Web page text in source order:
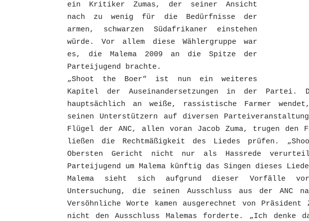
ein Kritiker Zumas, der seiner Ansicht
nach zu wenig für die Bedürfnisse der
armen, schwarzen Südafrikaner einstehen
würde. Vor allem diese Wählergruppe war
es, die Malema 2009 an die Spitze der
Parteijugend brachte.
„Shoot the Boer“ ist nun ein weiteres
Kapitel der Auseinandersetzungen in der Partei.
hauptsächlich an weiße, rassistische Farmer
seinen Unterstützern auf diversen
Flügel der ANC, allen voran Jacob Zuma, trugen den
ließen die Rechtmäßigkeit des Liedes prüfen.
Obersten Gericht nicht nur als Hassrede
Parteijugend um Malema künftig das Singen dieses
Malema sieht sich aufgrund dieser Vorfälle
Untersuchung, die seinen Ausschluss aus der ANC
Versöhnliche Worte kamen ausgerechnet von
nicht den Ausschluss Malemas forderte. „Ich denke